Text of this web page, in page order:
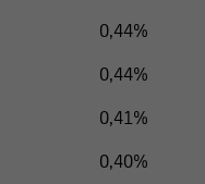
0,44%
0,44%
0,41%
0,40%